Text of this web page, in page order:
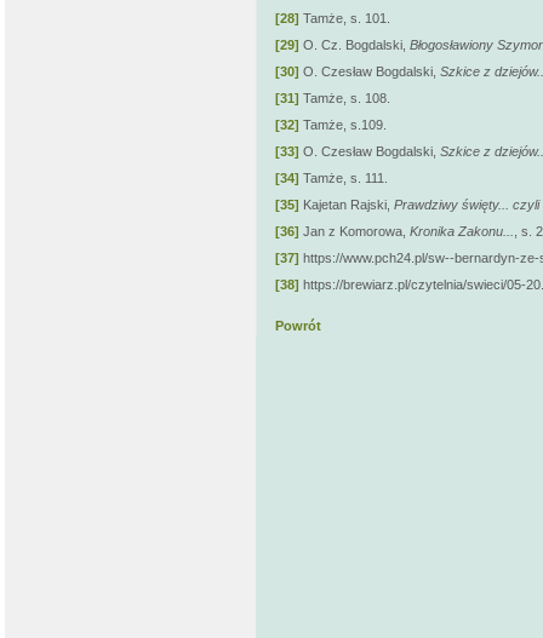
[28] Tamże, s. 101.
[29] O. Cz. Bogdalski, Błogosławiony
[30] O. Czesław Bogdalski, Szkice z
[31] Tamże, s. 108.
[32] Tamże, s.109.
[33] O. Czesław Bogdalski, Szkice z
[34] Tamże, s. 111.
[35] Kajetan Rajski, Prawdziwy święty... czyli
[36] Jan z Komorowa, Kronika Zakonu...
, s.
[37] https://www.pch24.pl/sw--bernardyn-ze-
[38] https://brewiarz.pl/czytelnia/swieci/05-
Powrót